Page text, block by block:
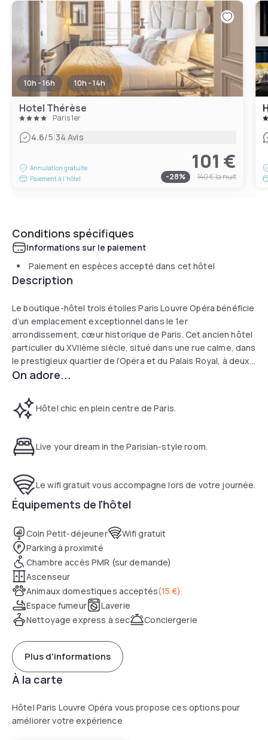
10h - 16h 10h - 14h
Hotel Thérèse
Paris 1er
4.6/5|34 Avis
Annulation gratuite
Paiement à l'hôtel
101 €
-28% 140 €la nuit
Conditions spécifiques
Informations sur le paiement
Paiement en espèces accepté dans cet hôtel
Description
Le boutique-hôtel trois étoiles Paris Louvre Opéra bénéficie
d’un emplacement exceptionnel dans le 1er
arrondissement, cœur historique de Paris. Cet ancien hôtel
particulier du XVIIème siècle, situé dans une rue calme, dans
le prestigieux quartier de l’Opéra et du Palais Royal, à deux
pas du Louvre, traduit avec une élégante sobriété l’Art de
mémoire du grand peintre Toulouse-Lautrec.
On adore...
Hôtel chic en plein centre de Paris.
Live your dream in the Parisian-style room.
Le wifi gratuit vous accompagne lors de votre journée.
Équipements de l'hôtel
Coin Petit-déjeuner
Wifi gratuit
Parking à proximité
Chambre accès PMR (sur demande)
Ascenseur
Animaux domestiques acceptés(15 €)
Espace fumeur
Laverie
Nettoyage express à sec
Conciergerie
Plus d'informations
À la carte
Hôtel Paris Louvre Opéra vous propose ces options pour
améliorer votre expérience